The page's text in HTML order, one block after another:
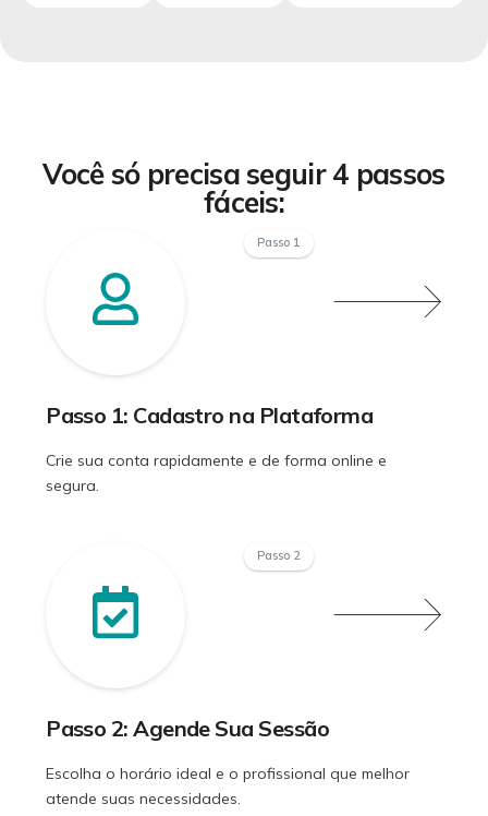
Você só precisa seguir 4 passos
fáceis:
Passo 1: Cadastro na Plataforma
Crie sua conta rapidamente e de forma online e
segura.
Passo 1
Passo 2: Agende Sua Sessão
Escolha o horário ideal e o profissional que melhor
atende suas necessidades.
Passo 2